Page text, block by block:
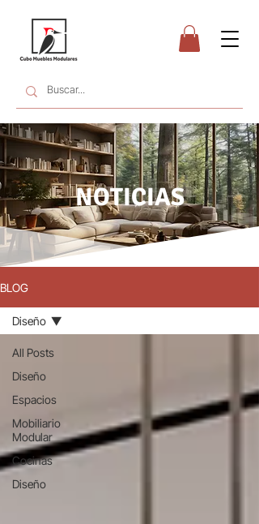
NOTICIAS
BLOG
All Posts
Diseño
Espacios
Mobiliario
Modular
Cocinas
Diseño
Diseño